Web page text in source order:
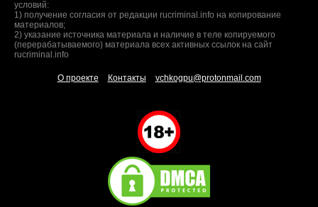
условий:
1) получение согласия от редакции rucriminal.info на копирование
материалов;
2) указание источника материала и наличие в теле копируемого
(перерабатываемого) материала всех активных ссылок на сайт
rucriminal.info
О проекте Контакты vchkogpu@protonmail.com